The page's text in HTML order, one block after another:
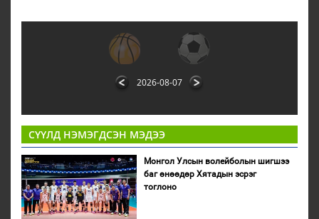
2026-08-07
СҮҮЛД НЭМЭГДСЭН МЭДЭЭ
Монгол Улсын волейболын шигшээ
баг өнөөдөр Хятадын эсрэг
тоглоно